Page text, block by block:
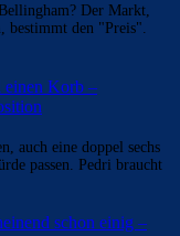
Der Markt,
bestimmt den "Preis".
einen Korb –
auch eine doppel sechs
passen. Pedri braucht
schon einig –